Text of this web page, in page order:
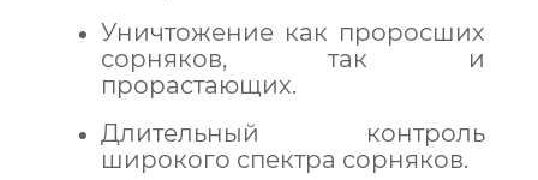
Уничтожение как проросших
сорняков, так и
прорастающих.
Длительный контроль
широкого спектра сорняков.